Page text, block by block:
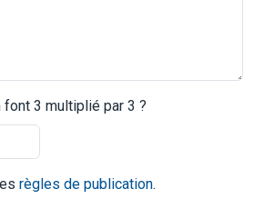
font 3 multiplié par 3 ?
règles de publication.